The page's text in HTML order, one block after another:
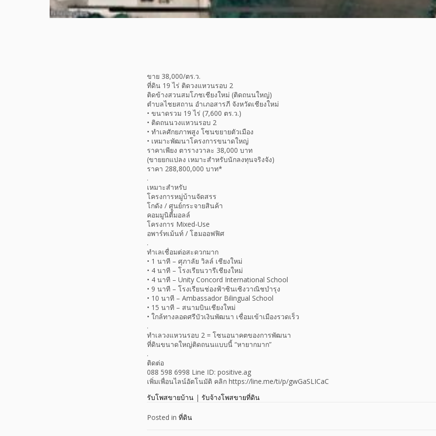
ขาย 38,000/ตร.ว.
ที่ดิน 19 ไร่ ติดวงแหวนรอบ 2
ติดข้างสวนสมโภชเชียงใหม่ (ติดถนนใหญ่)
ตำบลไชยสถาน อำเภอสารภี จังหวัดเชียงใหม่
• ขนาดรวม 19 ไร่ (7,600 ตร.ว.)
• ติดถนนวงแหวนรอบ 2
• ทำเลศักยภาพสูง โซนขยายตัวเมือง
• เหมาะพัฒนาโครงการขนาดใหญ่
ราคาเพียง ตารางวาละ 38,000 บาท
(ขายยกแปลง เหมาะสำหรับนักลงทุนจริงจัง)
ราคา 288,800,000 บาท*
.
เหมาะสำหรับ
โครงการหมู่บ้านจัดสรร
โกดัง / ศูนย์กระจายสินค้า
คอมมูนิตี้มอลล์
โครงการ Mixed-Use
อพาร์ทเม้นท์ / โฮมออฟฟิศ
.
ทำเลเชื่อมต่อสะดวกมาก
• 1 นาที – ศุภาลัย วิลล์ เชียงใหม่
• 4 นาที – โรงเรียนวารีเชียงใหม่
• 4 นาที – Unity Concord International School
• 9 นาที – โรงเรียนช่องฟ้าซินเซิงวาณิชบำรุง
• 10 นาที – Ambassador Bilingual School
• 15 นาที – สนามบินเชียงใหม่
• ใกล้ทางลอดศรีบัวเงินพัฒนา เชื่อมเข้าเมืองรวดเร็ว
.
ทำเลวงแหวนรอบ 2 = โซนอนาคตของการพัฒนา
ที่ดินขนาดใหญ่ติดถนนแบบนี้ “หายากมาก”
.
ติดต่อ
088 598 6998 Line ID: positive.ag
เพิ่มเพื่อนไลน์อัตโนมัติ คลิก https://line.me/ti/p/gwGaSLICaC
รับโพสขายบ้าน | รับจ้างโพสขายที่ดิน
Posted in ที่ดิน